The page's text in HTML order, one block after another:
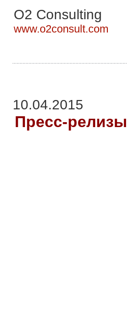
O2 Consulting
www.o2consult.com
10.04.2015
Пресс-релизы